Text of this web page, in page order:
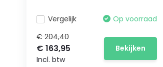
Vergelijk
Op voorraad
€ 204,40
€ 163,95
Incl. btw
Bekijken